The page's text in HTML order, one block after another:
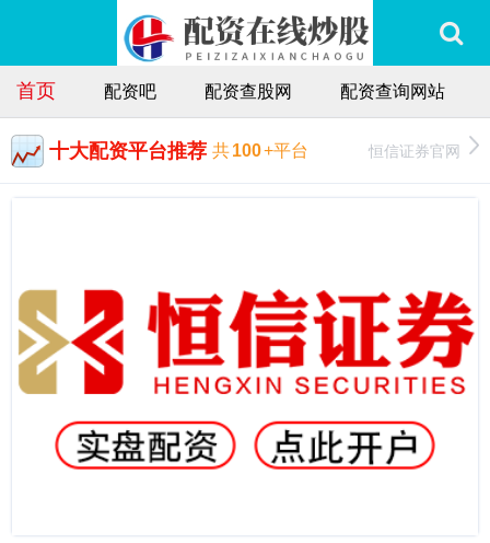
首页 配资吧 配资查股网 配资查询网站
十大配资平台推荐 共100+平台 恒信证券官网